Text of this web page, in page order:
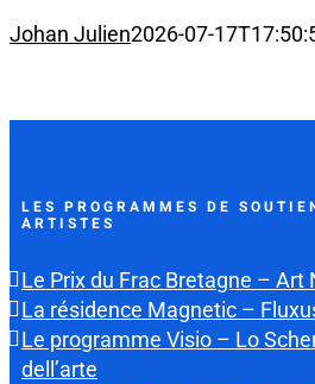
Johan Julien2026-07-
LES PROGRAMMES DE
ARTISTES
Le Prix du Frac Bretagne – Art
La résidence Magnetic –
Le programme Visio – Lo
dell’arte